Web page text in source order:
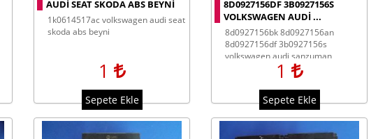
AUDI SEAT SKODA ABS BEYNI
1k0614517ac volkswagen audi seat
skoda abs beyni
1
Sepete Ekle
8D0927156DF 3B0927156S
VOLKSWAGEN AUDI ...
8d0927156bk 8d0927156an
8d0927156df 3b0927156s
volkswagen audi şanzuman
1
Sepete Ekle